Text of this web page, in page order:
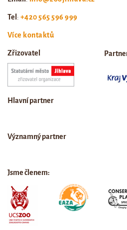
Tel : +420 565 596 999
Více kontaktů
Zřizovatel
Hlavní partner
Významný partner
Jsme členem: